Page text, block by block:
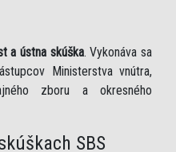
a ústna skúška. Vykonáva sa
Ministerstva vnútra,
zboru a okresného
SBS